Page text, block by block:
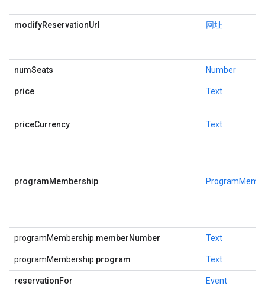
modifyReservationUrl 网址
numSeats Number
price Text
priceCurrency Text
programMembership
programMembership. memberNumber Text
programMembership. program Text
reservationFor
Event